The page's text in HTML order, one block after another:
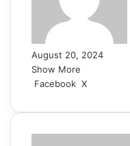
August 20, 2024
Show More
Facebook X
Email